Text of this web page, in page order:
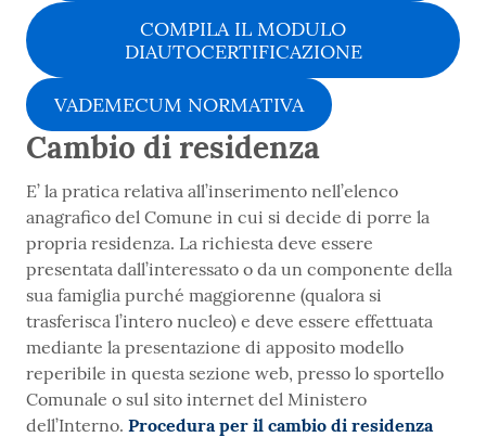
COMPILA IL MODULO
DIAUTOCERTIFICAZIONE
VADEMECUM NORMATIVA
Cambio di residenza
E’ la pratica relativa all’inserimento nell’elenco
anagrafico del Comune in cui si decide di porre la
propria residenza. La richiesta deve essere
presentata dall’interessato o da un componente della
sua famiglia purché maggiorenne (qualora si
trasferisca l’intero nucleo) e deve essere effettuata
mediante la presentazione di apposito modello
reperibile in questa sezione web, presso lo sportello
Comunale o sul sito internet del Ministero
dell’Interno. Procedura per il cambio di residenza